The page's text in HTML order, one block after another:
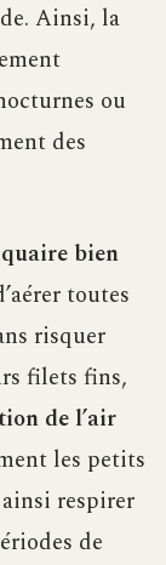
Ainsi, la
ou
des
bien
toutes
risquer
filets fins,
de l’air
les petits
respirer
de